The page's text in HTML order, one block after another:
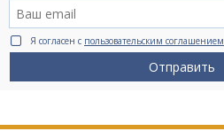
Я согласен с пользовательским соглашением
Отправить